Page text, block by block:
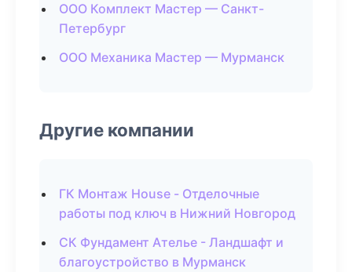
ООО Комплект Мастер — Санкт-
Петербург
ООО Механика Мастер — Мурманск
Другие компании
ГК Монтаж House - Отделочные
работы под ключ в Нижний Новгород
СК Фундамент Ателье - Ландшафт и
благоустройство в Мурманск